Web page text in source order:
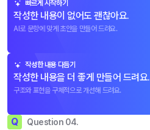
빠르게 시작하기
작성한 내용이 없어도 괜찮아요.
AI로 문항에 맞게 초안을 만들어 드려요.
작성한 내용 다듬기
작성한 내용을 더 좋게 만들어 드려요.
구조와 표현을 구체적으로 개선해 드려요.
Q Question 04.